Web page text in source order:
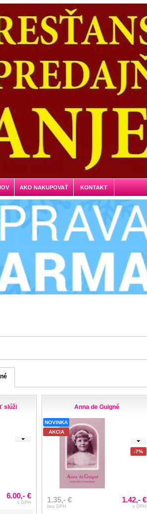
AKO NAKUPOVAŤ KONTAKT
slúži
6.00,- €
s DPH
Anna de Guigné
NOVINKA
AKCIA
-7%
1.35,- €
bez DPH
1.42,- €
s DPH